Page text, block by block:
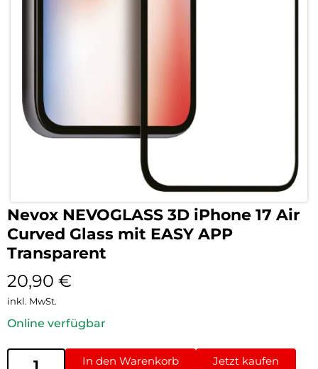
Nevox NEVOGLASS 3D iPhone 17 Air
Curved Glass mit EASY APP
Transparent
20,90 €
inkl. MwSt.
Online verfügbar
In den Warenkorb Jetzt kaufen